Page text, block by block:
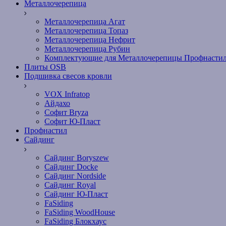
Металлочерепица
Металлочерепица Агат
Металлочерепица Топаз
Металлочерепица Нефрит
Металлочерепица Рубин
Комплектующие для Металлочерепицы
Плиты OSB
Подшивка свесов кровли
VOX Infratop
Айдахо
Софит Bryza
Софит Ю-Пласт
Профнастил
Сайдинг
Сайдинг Boryszew
Сайдинг Docke
Сайдинг Nordside
Сайдинг Royal
Сайдинг Ю-Пласт
FaSiding
FaSiding WoodHouse
FaSiding Блокхаус